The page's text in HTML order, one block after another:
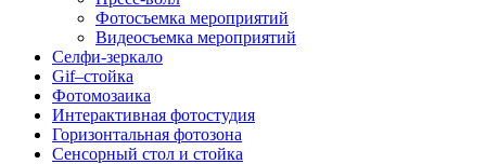
Фотосъемка мероприятий
Видеосъемка мероприятий
Селфи-зеркало
Gif–стойка
Фотомозаика
Интерактивная фотостудия
Горизонтальная фотозона
Сенсорный стол и стойка